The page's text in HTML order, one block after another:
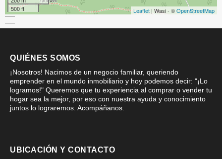
500 ft
Leaflet | Wasi - ©OpenStreetMap
QUIÉNES SOMOS
¡Nosotros! Nacimos de un negocio familiar, queriendo
emprender en el mundo inmobiliario y hoy podemos decir: "¡Lo
logramos!" Queremos que tu experiencia al comprar o vender tu
hogar sea la mejor, por eso con nuestra ayuda y conocimiento
juntos lo lograremos. Acompáñanos.
UBICACIÓN Y CONTACTO